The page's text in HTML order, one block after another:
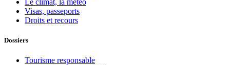
Visas, passeports
Droits et recours
Dossiers
Tourisme responsable